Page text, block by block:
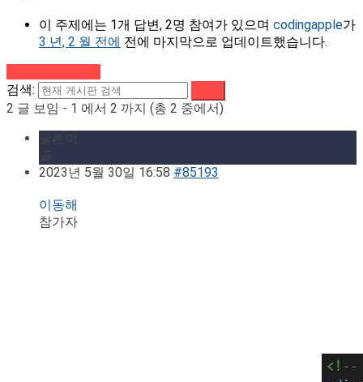
이 주제에는 1개 답변, 2명 참여가 있으며 codingapple가
3 년, 2 월 전에 전에 마지막으로 업데이트했습니다.
검색:
2 글 보임 - 1 에서 2 까지 (총 2 중에서)
2023년 5월 30일 16:58 #85193
이동해
참가자